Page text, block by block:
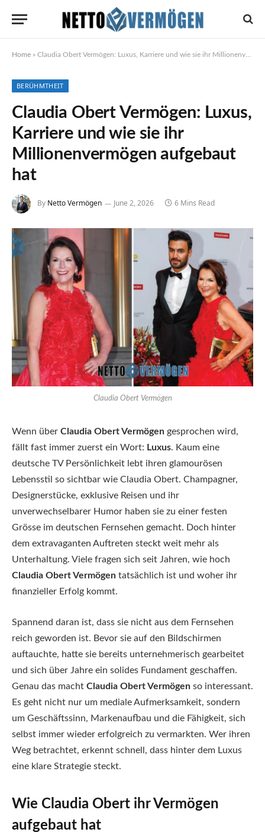
Home » Claudia Obert Vermögen: Luxus, Karriere und wie sie ihr Millionenvermögen aufgebaut hat
BERÜHMTHEIT
Claudia Obert Vermögen: Luxus,
Karriere und wie sie ihr
Millionenvermögen aufgebaut
hat
By Netto Vermögen June 2, 2026 6 Mins Read
Claudia Obert Vermögen
Wenn über Claudia Obert Vermögen gesprochen wird,
fällt fast immer zuerst ein Wort: Luxus. Kaum eine
deutsche TV Persönlichkeit lebt ihren glamourösen
Lebensstil so sichtbar wie Claudia Obert. Champagner,
Designerstücke, exklusive Reisen und ihr
unverwechselbarer Humor haben sie zu einer festen
Grösse im deutschen Fernsehen gemacht. Doch hinter
dem extravaganten Auftreten steckt weit mehr als
Unterhaltung. Viele fragen sich seit Jahren, wie hoch
Claudia Obert Vermögen tatsächlich ist und woher ihr
finanzieller Erfolg kommt.
Spannend daran ist, dass sie nicht aus dem Fernsehen
reich geworden ist. Bevor sie auf den Bildschirmen
auftauchte, hatte sie bereits unternehmerisch gearbeitet
und sich über Jahre ein solides Fundament geschaffen.
Genau das macht Claudia Obert Vermögen so interessant.
Es geht nicht nur um mediale Aufmerksamkeit, sondern
um Geschäftssinn, Markenaufbau und die Fähigkeit, sich
selbst immer wieder erfolgreich zu vermarkten. Wer ihren
Weg betrachtet, erkennt schnell, dass hinter dem Luxus
eine klare Strategie steckt.
Wie Claudia Obert ihr Vermögen
aufgebaut hat